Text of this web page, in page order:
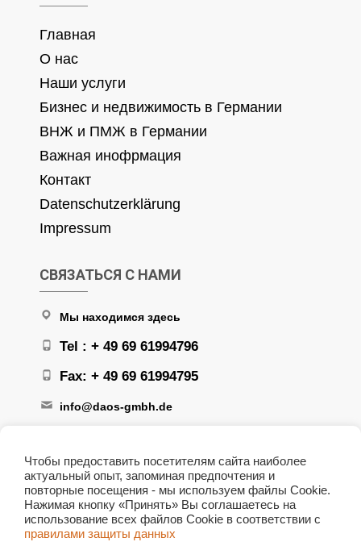
Главная
О нас
Наши услуги
Бизнес и недвижимость в Германии
ВНЖ и ПМЖ в Германии
Важная инофрмация
Контакт
Datenschutzerklärung
Impressum
СВЯЗАТЬСЯ С НАМИ
Мы находимся здесь
Tel : + 49 69 61994796
Fax: + 49 69 61994795
info@daos-gmbh.de
+ 49 172 6166708
Чтобы предоставить посетителям сайта наиболее
актуальный опыт, запоминая предпочтения и
повторные посещения - мы используем файлы Cookie.
Нажимая кнопку «Принять» Вы соглашаетесь на
использование всех файлов Сookie в соответствии с
правилами защиты данных